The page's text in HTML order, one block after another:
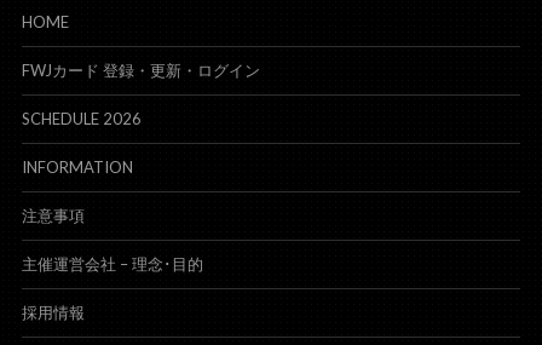
HOME
FWJカード 登録・更新・ログイン
SCHEDULE 2026
INFORMATION
注意事項
主催運営会社 – 理念･目的
採用情報